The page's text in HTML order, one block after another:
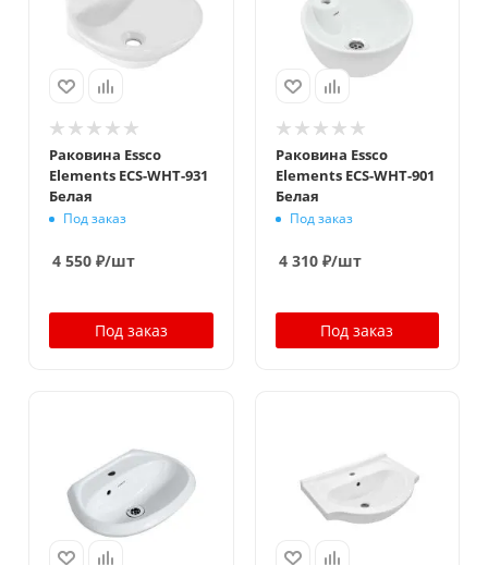
Раковина Essco
Elements ECS-WHT-931
Белая
Под заказ
4 550 ₽/шт
Под заказ
Раковина Essco
Elements ECS-WHT-901
Белая
Под заказ
4 310₽/шт
Под заказ